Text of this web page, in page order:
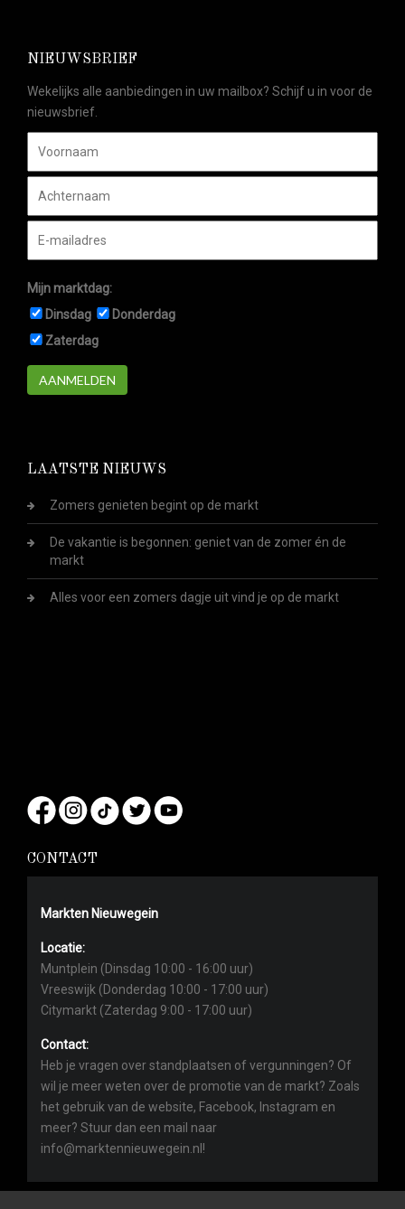
NIEUWSBRIEF
Wekelijks alle aanbiedingen in uw mailbox? Schijf u in voor de
nieuwsbrief.
Mijn marktdag:
Dinsdag
Donderdag
Zaterdag
AANMELDEN
LAATSTE NIEUWS
Zomers genieten begint op de markt
De vakantie is begonnen: geniet van de zomer én de
markt
Alles voor een zomers dagje uit vind je op de markt
CONTACT
Markten Nieuwegein
Locatie:
Muntplein (Dinsdag 10:00 - 16:00 uur)
Vreeswijk (Donderdag 10:00 - 17:00 uur)
Citymarkt (Zaterdag 9:00 - 17:00 uur)
Contact:
Heb je vragen over standplaatsen of vergunningen? Of
wil je meer weten over de promotie van de markt? Zoals
het gebruik van de website, Facebook, Instagram en
meer? Stuur dan een mail naar
info@marktennieuwegein.nl!